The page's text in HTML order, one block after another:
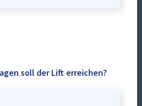
soll der Lift erreichen?